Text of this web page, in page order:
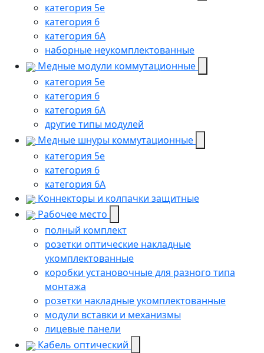
категория 5е
категория 6
категория 6A
наборные неукомплектованные
Медные модули коммутационные
категория 5е
категория 6
категория 6A
другие типы модулей
Медные шнуры коммутационные
категория 5e
категория 6
категория 6A
Коннекторы и колпачки защитные
Рабочее место
полный комплект
розетки оптические накладные
укомплектованные
коробки установочные для разного типа
монтажа
розетки накладные укомплектованные
модули вставки и механизмы
лицевые панели
Кабель оптический